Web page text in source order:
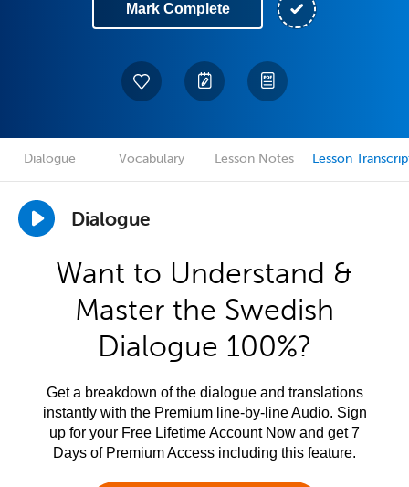
Mark Complete
Dialogue Vocabulary Lesson Notes Lesson
Dialogue
Want to Understand &
Master the Swedish
Dialogue 100%?
Get a breakdown of the dialogue and translations
instantly with the Premium line-by-line Audio. Sign
up for your Free Lifetime Account Now and get 7
Days of Premium Access including this feature.